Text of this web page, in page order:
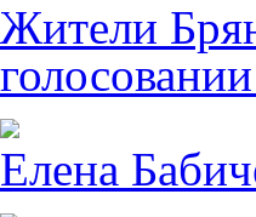
Жители
Елена